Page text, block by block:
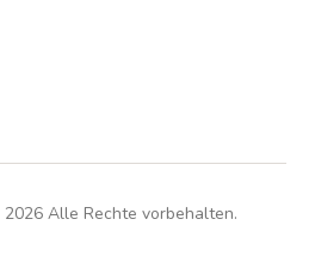
2026Alle Rechte vorbehalten.